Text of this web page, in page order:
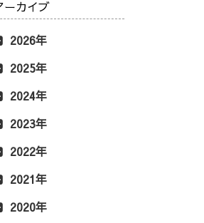
ーカイブ
2026年
2025年
2024年
2023年
2022年
2021年
2020年